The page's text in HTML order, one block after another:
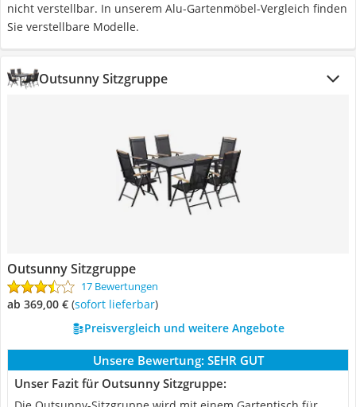
nicht verstellbar. In unserem Alu-Gartenmöbel-Vergleich finden
Sie verstellbare Modelle.
Outsunny Sitzgruppe
Outsunny Sitzgruppe
17 Bewertungen
ab 369,00 € ( Sofort lieferbar)
Preisvergleich und weitere Angebote
Unsere Bewertung: SEHR GUT
Unser Fazit für Outsunny Sitzgruppe: